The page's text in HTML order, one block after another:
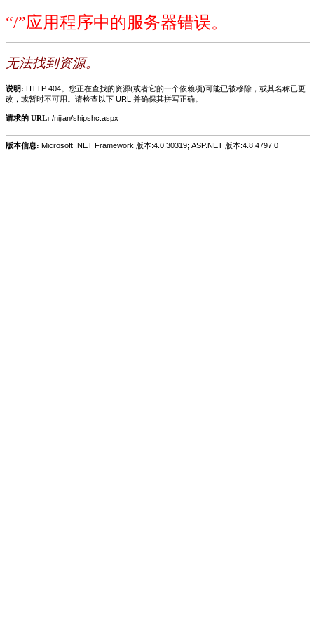
“/”应用程序中的服务器错误。
无法找到资源。
说明: HTTP 404。您正在查找的资源(或者它的一个依赖项)可能已被移除，或其名称已更
改，或暂时不可用。请检查以下 URL 并确保其拼写正确。
请求的 URL: /nijian/shipshc.aspx
版本信息: Microsoft .NET Framework 版本:4.0.30319; ASP.NET 版本:4.8.4797.0